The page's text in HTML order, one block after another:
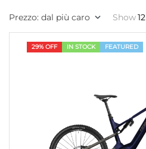
Prezzo: dal più caro Show12
29% OFF IN STOCK FEATURED